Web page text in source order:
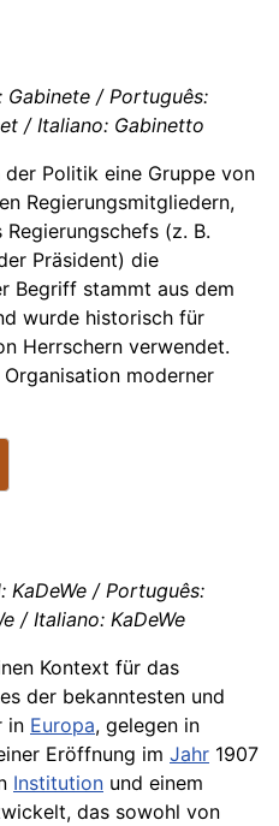
Gabinete / Português:
/ Italiano: Gabinetto
Politik eine Gruppe von
Regierungsmitgliedern,
(z. B.
Präsident) die
Begriff stammt aus dem
wurde historisch für
Herrschern verwendet.
moderner
KaDeWe / Português:
/ Italiano: KaDeWe
Kontext für das
der bekanntesten und
in Europa, gelegen in
Eröffnung im Jahr 1907
Institution und einem
das sowohl von